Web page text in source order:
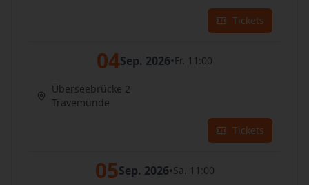
Tickets
04Sep. 2026•Fr. 11:00
Überseebrücke 2
Travemünde
Tickets
05Sep. 2026•Sa. 11:00